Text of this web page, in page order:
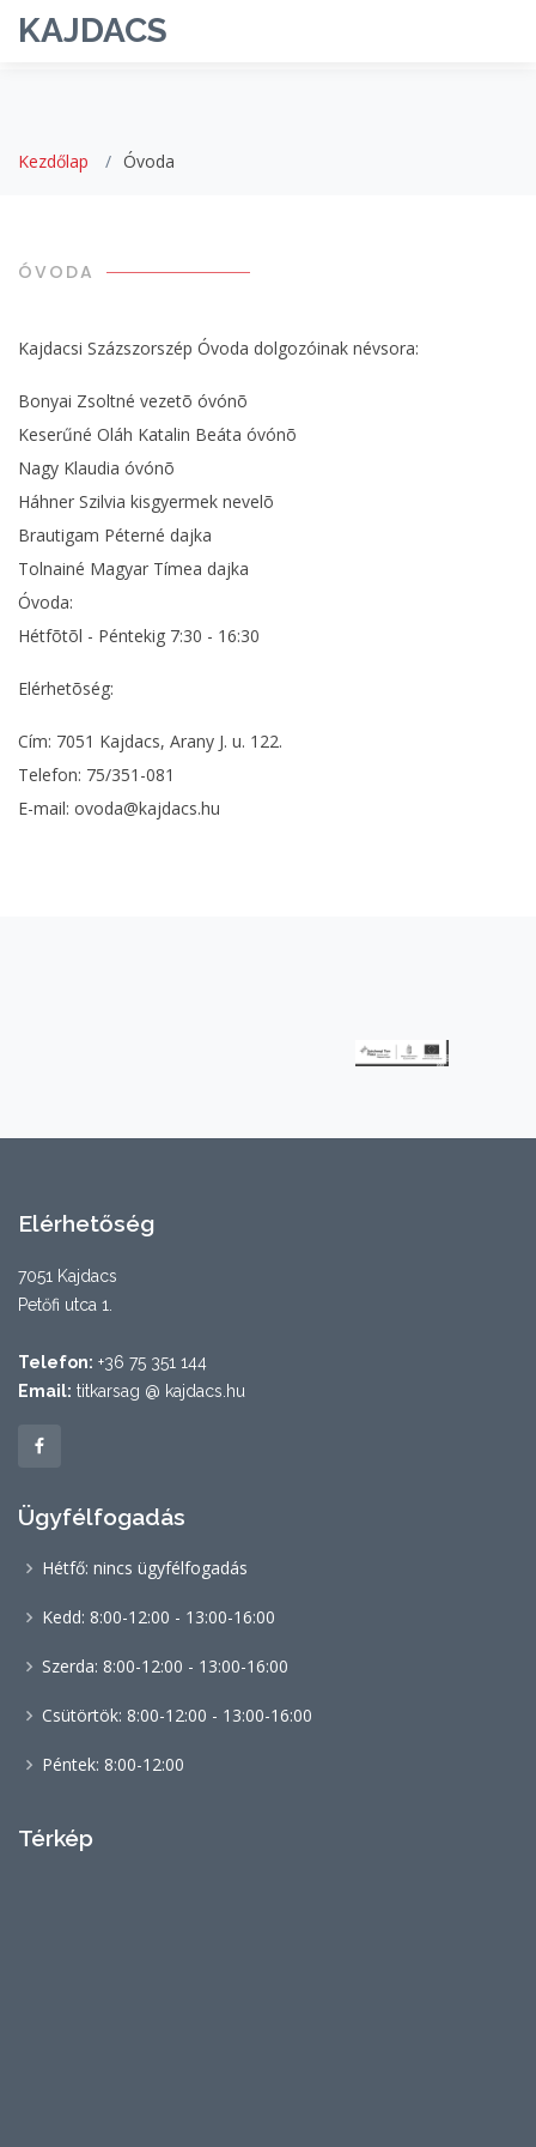
KAJDACS
Kezdőlap Óvoda
ÓVODA
Kajdacsi Százszorszép Óvoda dolgozóinak névsora:
Bonyai Zsoltné vezetõ óvónõ
Keserűné Oláh Katalin Beáta óvónõ
Nagy Klaudia óvónõ
Háhner Szilvia kisgyermek nevelõ
Brautigam Péterné dajka
Tolnainé Magyar Tímea dajka
Óvoda:
Hétfõtõl - Péntekig 7:30 - 16:30
Elérhetõség:
Cím: 7051 Kajdacs, Arany J. u. 122.
Telefon: 75/351-081
E-mail: ovoda@kajdacs.hu
Elérhetőség
7051 Kajdacs
Petőfi utca 1.
Telefon: +36 75 351 144
Email: titkarsag @ kajdacs.hu
Ügyfélfogadás
Hétfő: nincs ügyfélfogadás
Kedd: 8:00-12:00 - 13:00-16:00
Szerda: 8:00-12:00 - 13:00-16:00
Csütörtök: 8:00-12:00 - 13:00-16:00
Péntek: 8:00-12:00
Térkép